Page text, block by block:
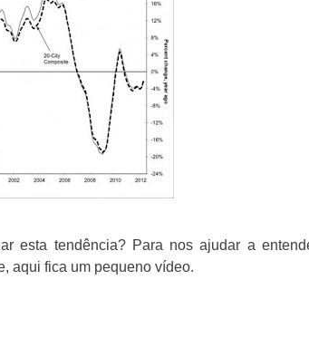
esta tendência? Para nos ajudar a
aqui fica um pequeno vídeo.